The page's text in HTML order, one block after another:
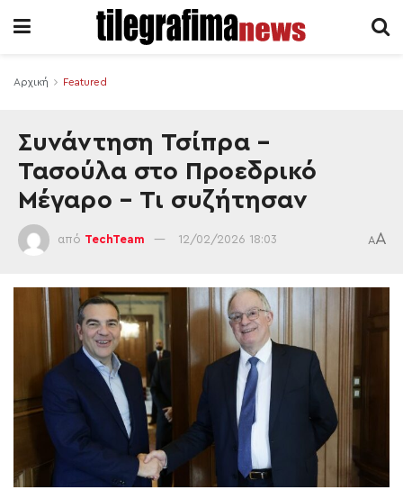
Αρχική Featured
Συνάντηση Τσίπρα –
Τασούλα στο Προεδρικό
Μέγαρο – Τι συζήτησαν
από TechTeam 12/02/2026 18:03 AA